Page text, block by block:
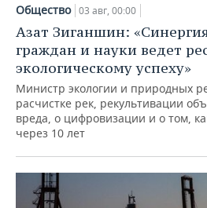
НЕФТЕХИМИЯ
НЕФТЬ
ОПК
ЭНЕРГЕТИКА
РОЗНИЧНАЯ ТОРГОВЛЯ
ТРАНСПОРТ
УСЛУГИ
НОВОСТИ ТЕХНОЛОГИЙ
IT
МЕДИА
ТЕЛЕКОММУНИКАЦИИ
МЕРОПРИЯТИЯ
НОВОСТИ МЕРОПРИЯТИЙ
ВЫЕЗДНАЯ РЕДАКЦИЯ
БИЗНЕС-БРАНЧИ
ONLINE-КОНФЕРЕНЦИИ
СПОРТ
НОВОСТИ СПОРТА
ФУТБОЛ
ХОККЕЙ
ОБЩЕСТВО
НОВОСТИ ОБЩЕСТВА
ВЛАСТЬ
ФОТОГАЛЕРЕЯ
СЮЖЕТЫ
Общество 03 авг, 00:00
Азат Зиганшин:
граждан и науки ведет
экологическому успеху»
Министр экологии и природных
расчистке рек, рекультивации
вреда, о цифровизации и о том,
через 10 лет